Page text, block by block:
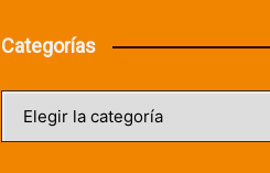
Categorías